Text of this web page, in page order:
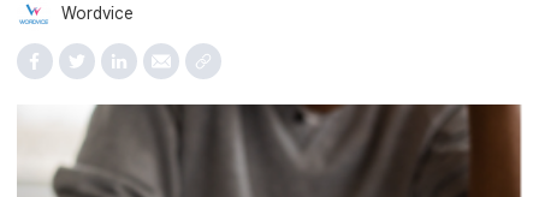
Wordvice